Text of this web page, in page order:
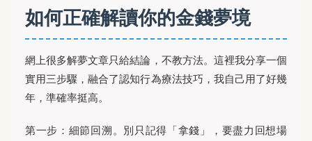
如何正確解讀你的金錢夢境
網上很多解夢文章只給結論，不教方法。這裡我分享一個
實用三步驟，融合了認知行為療法技巧，我自己用了好幾
年，準確率挺高。
第一步：細節回溯。別只記得「拿錢」，要盡力回想場